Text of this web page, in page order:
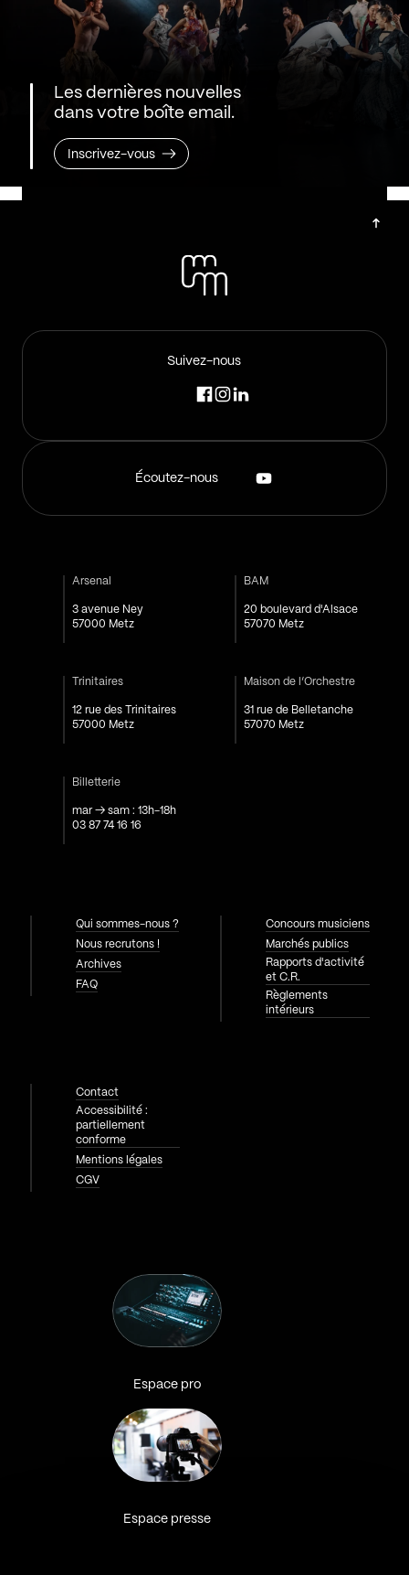
Les dernières nouvelles
dans votre boîte email.
Inscrivez-vous
Suivez-nous
Écoutez-nous
Arsenal
3 avenue Ney
57000 Metz
BAM
20 boulevard d'Alsace
57070 Metz
Trinitaires
12 rue des Trinitaires
57000 Metz
Maison de l’Orchestre
31 rue de Belletanche
57070 Metz
Billetterie
mar → sam : 13h-18h
03 87 74 16 16
Qui sommes-nous ?
Nous recrutons !
Archives
FAQ
Concours musiciens
Marchés publics
Rapports d'activité
et C.R.
Règlements
intérieurs
Contact
Accessibilité :
partiellement
conforme
Mentions légales
CGV
Espace pro
Espace presse